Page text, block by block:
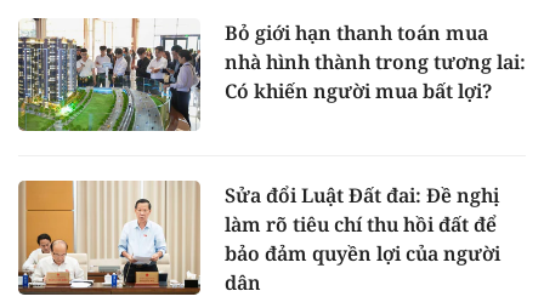
Bỏ giới hạn thanh toán mua
nhà hình thành trong tương lai:
Có khiến người mua bất lợi?
Sửa đổi Luật Đất đai: Đề nghị
làm rõ tiêu chí thu hồi đất để
bảo đảm quyền lợi của người
dân